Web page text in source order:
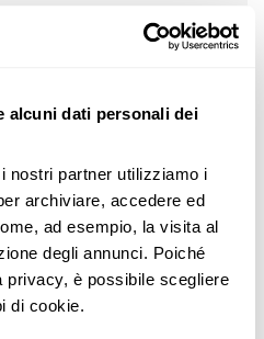
alcuni dati personali dei
nostri partner utilizziamo i
archiviare, accedere ed
ad esempio, la visita al
degli annunci. Poiché
privacy, è possibile scegliere
di cookie.
fil. Borgo
Valsugana TN, Italia (@